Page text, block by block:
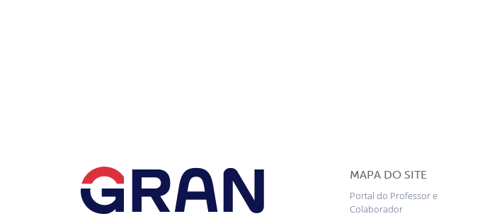
MAPA DO SITE
Portal do Professor e
Colaborador